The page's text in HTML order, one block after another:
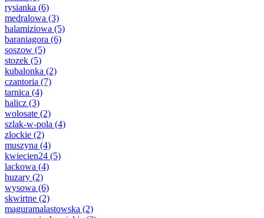
rysianka (6)
medralowa (3)
halamiziowa (5)
baraniagora (6)
soszow (5)
stozek (5)
kubalonka (2)
czantoria (7)
tarnica (4)
halicz (3)
wolosate (2)
szlak-w-pola (4)
zlockie (2)
muszyna (4)
kwiecien24 (5)
lackowa (4)
huzary (2)
wysowa (6)
skwirtne (2)
maguramalastowska (2)